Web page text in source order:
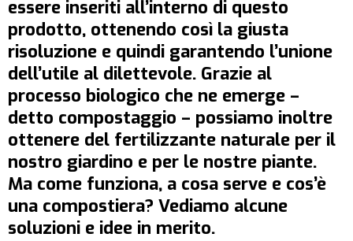
essere inseriti all’interno di questo
prodotto, ottenendo così la giusta
risoluzione e quindi garantendo l’unione
dell’utile al dilettevole. Grazie al
processo biologico che ne emerge –
detto compostaggio – possiamo inoltre
ottenere del fertilizzante naturale per il
nostro giardino e per le nostre piante.
Ma come funziona, a cosa serve e cos’è
una compostiera? Vediamo alcune
soluzioni e idee in merito.